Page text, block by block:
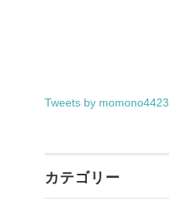
Tweets by momono4423
カテゴリー